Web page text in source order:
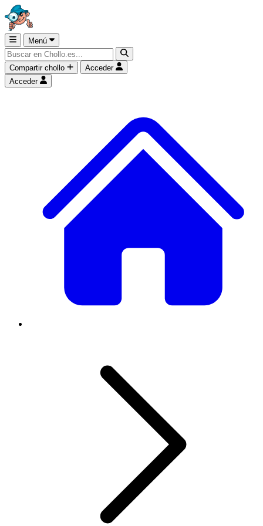
Menú
Compartir chollo
Acceder
Acceder